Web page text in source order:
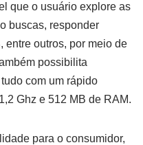
que o usuário explore as
buscas, responder
entre outros, por meio de
possibilita
com um rápido
Ghz e 512 MB de RAM.
para o consumidor,